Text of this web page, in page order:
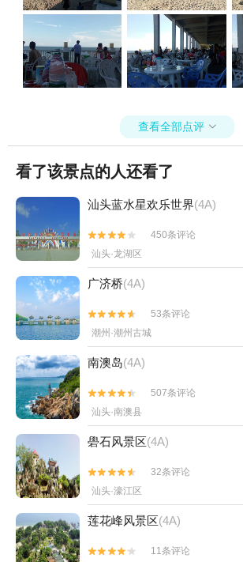
查看全部点评 
看了该景点的人还看了
汕头蓝水星欢乐世界(4A)


450条评论
汕头·龙湖区
广济桥(4A)


53条评论
潮州·潮州古城
南澳岛(4A)


507条评论
汕头·南澳县
礐石风景区(4A)


32条评论
汕头·濠江区
莲花峰风景区(4A)

 11条评论